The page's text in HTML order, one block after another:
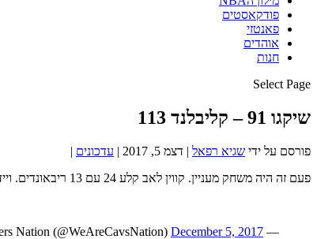
פודקאסטים
פאנטזי
אוהדים
חנות
Select Page
שיקגו 91 – קליבלנד 113
פורסם על ידי שגיא רפאל | דצמ 5, 2017 | עדכונים |
פעם זה היה משחק מעניין. קווין לאב קלע 24 עם 13 ריבאונדים. וייד הוסיף 24 מהספסל. לברון סיים עם 23-7-6 וההטבעה הזו
— Cavaliers Nation (@WeAreCavsNation)
December 5, 2017